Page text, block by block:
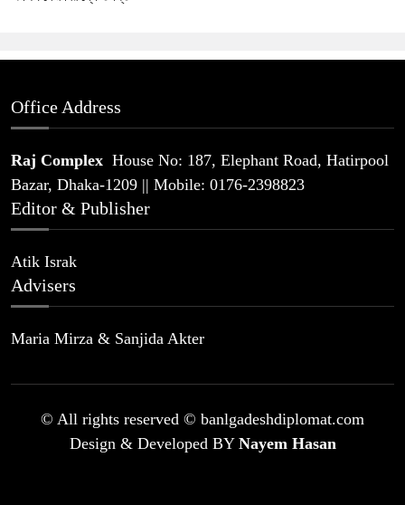
Office Address
Raj Complex House No: 187, Elephant Road, Hatirpool
Bazar, Dhaka-1209 || Mobile: 0176-2398823
Editor & Publisher
Atik Israk
Advisers
Maria Mirza & Sanjida Akter
© All rights reserved © banlgadeshdiplomat.com
Design & Developed BY Nayem Hasan